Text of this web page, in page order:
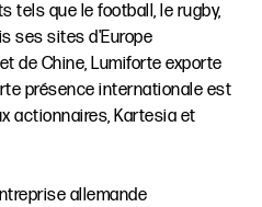
tels que le football, le rugby,
ses sites d'Europe
de Chine, Lumiforte exporte
présence internationale est
actionnaires, Kartesia et
allemande